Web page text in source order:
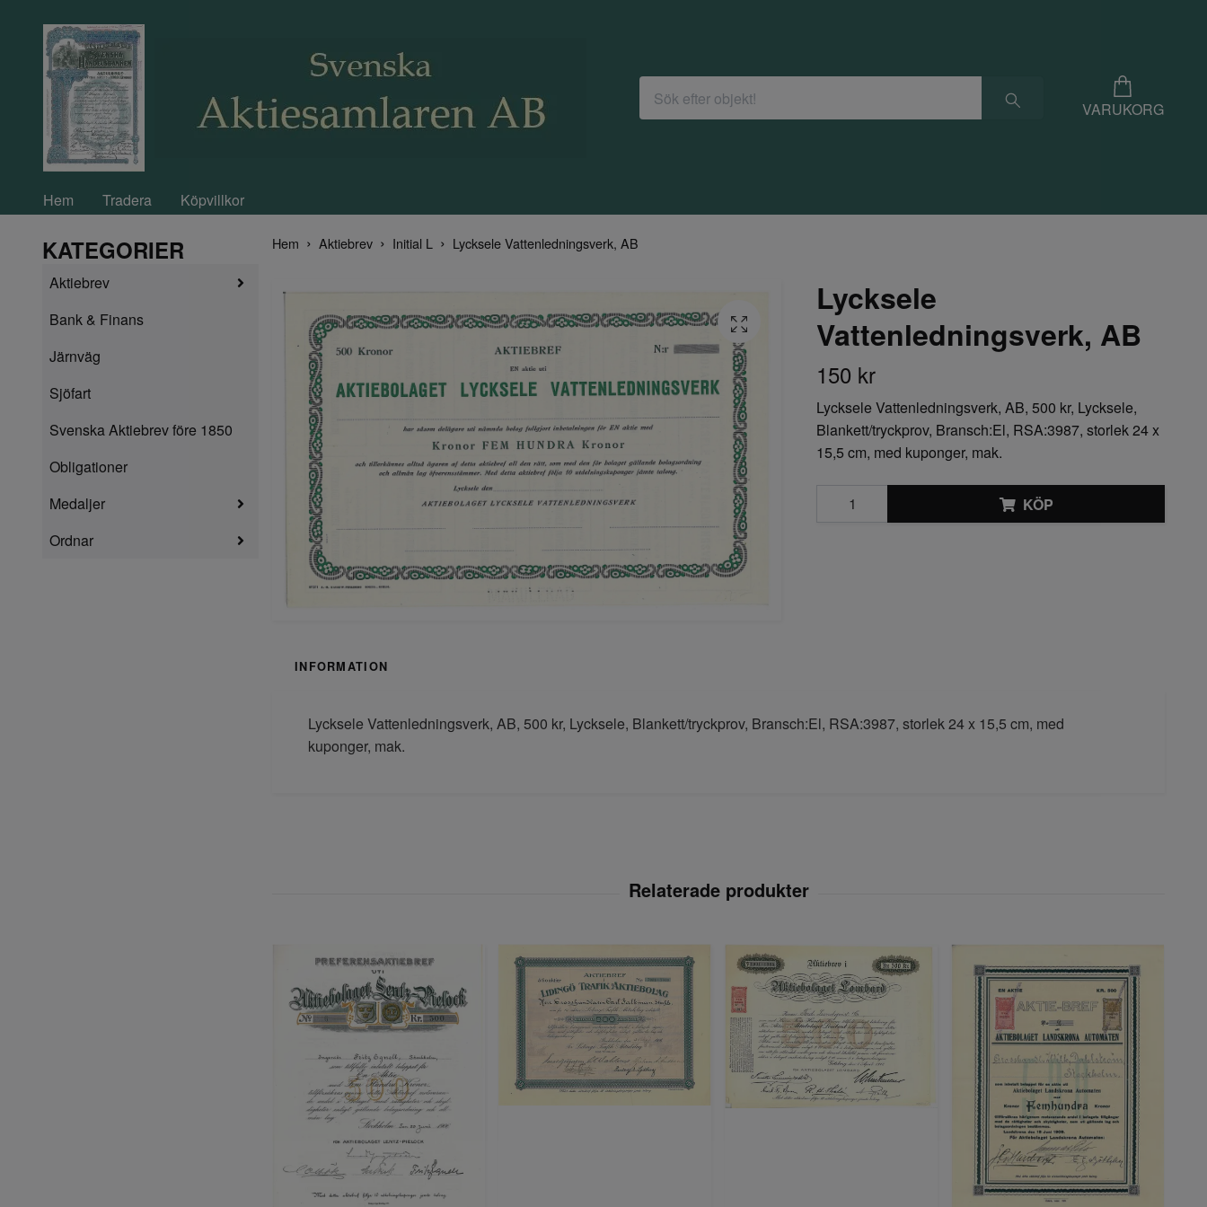
VARUKORG
Hem Tradera Köpvillkor
KATEGORIER
Aktiebrev
Bank & Finans
Järnväg
Sjöfart
Svenska Aktiebrev före 1850
Obligationer
Medaljer
Ordnar
Hem Aktiebrev Initial L Lycksele Vattenledningsverk, AB
Lycksele
Vattenledningsverk, AB
150 kr
Lycksele Vattenledningsverk, AB, 500 kr, Lycksele,
Blankett/tryckprov, Bransch:El, RSA:3987, storlek 24 x
15,5 cm, med kuponger, mak.
KÖP
INFORMATION
Lycksele Vattenledningsverk, AB, 500 kr, Lycksele, Blankett/tryckprov, Bransch:El, RSA:3987, storlek 24 x 15,5 cm, med
kuponger, mak.